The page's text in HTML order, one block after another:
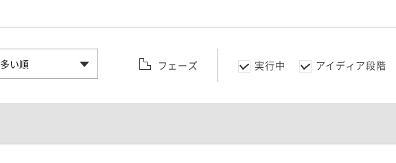
フェーズ 実行中 アイディア段階